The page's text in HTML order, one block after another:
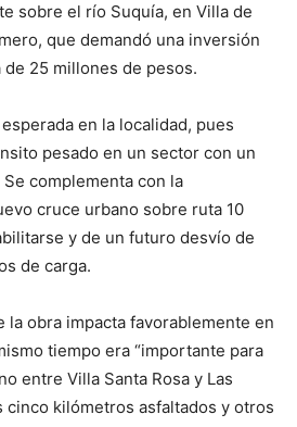
sobre el río Suquía, en Villa de
que demandó una inversión
25 millones de pesos.
en la localidad, pues
pesado en un sector con un
complementa con la
cruce urbano sobre ruta 10
y de un futuro desvío de
de carga.
la obra impacta favorablemente en
tiempo era “importante para
entre Villa Santa Rosa y Las
cinco kilómetros asfaltados y otros